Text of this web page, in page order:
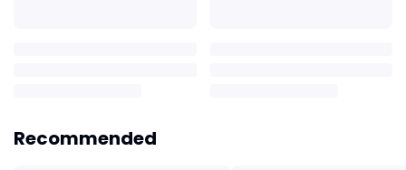
Recommended